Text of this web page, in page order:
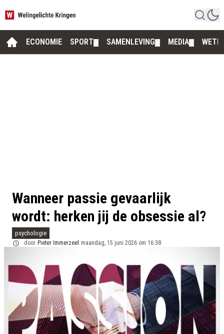
ECONOMIE SPORT SAMENLEVING MEDIA
Wanneer passie gevaarlijk
wordt: herken jij de obsessie al?
psychologie
door Pieter Immerzeel maandag, 15 juni 2026 om 16:38